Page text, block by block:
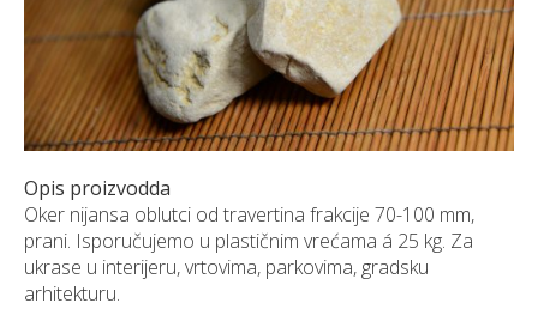
NARUDŽBE PO MJERI
NOVI PROIZVODI
SHOWROOM
KONTAKTI
Opis proizvodda
Oker nijansa oblutci od travertina frakcije 70-100 mm,
prani. Isporučujemo u plastičnim vrećama á 25 kg. Za
ukrase u interijeru, vrtovima, parkovima, gradsku
arhitekturu.